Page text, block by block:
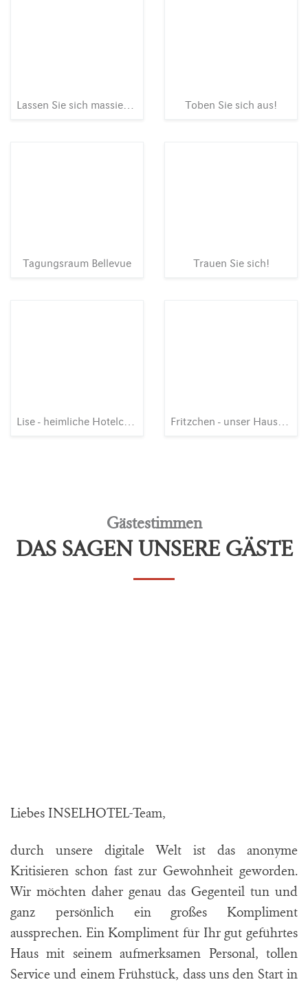
Lassen Sie sich massieren Toben Sie sich aus!
Tagungsraum Bellevue Trauen Sie sich!
Lise - heimliche Hotelchefin Fritzchen - unser Hausesel
Gästestimmen
DAS SAGEN UNSERE GÄSTE
Liebes INSELHOTEL-Team,
durch unsere digitale Welt ist das anonyme
Kritisieren schon fast zur Gewohnheit geworden.
Wir möchten daher genau das Gegenteil tun und
ganz persönlich ein großes Kompliment
aussprechen. Ein Kompliment für Ihr gut geführtes
Haus mit seinem aufmerksamen Personal, tollen
Service und einem Frühstück, dass uns den Start in